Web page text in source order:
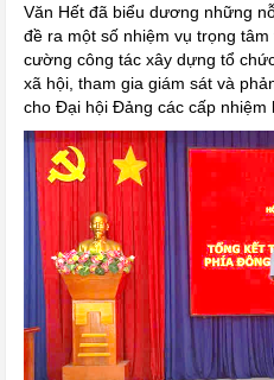
Văn Hết đã biểu dương những
đề ra một số nhiệm vụ trọng
cường công tác xây dựng tổ
xã hội, tham gia giám sát và
cho Đại hội Đảng các cấp nhiệm